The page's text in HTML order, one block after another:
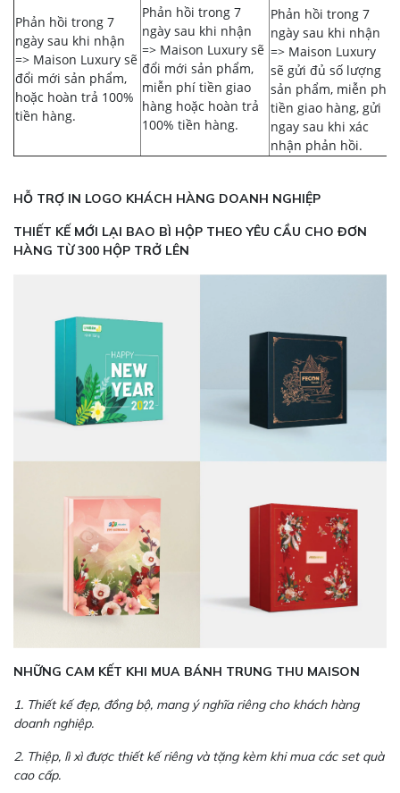
Phản hồi trong 7
ngày sau khi nhận
=> Maison Luxury sẽ
đổi mới sản phẩm,
hoặc hoàn trả 100%
tiền hàng.
Phản hồi trong 7
ngày sau khi nhận
=> Maison Luxury sẽ
đổi mới sản phẩm,
miễn phí tiền giao
hàng hoặc hoàn trả
100% tiền hàng.
Phản hồi trong 7
ngày sau khi nhận
=> Maison Luxury
sẽ gửi đủ số lượng
sản phẩm, miễn phí
tiền giao hàng, gửi
ngay sau khi xác
nhận phản hồi.
HỖ TRỢ IN LOGO KHÁCH HÀNG DOANH NGHIỆP
THIẾT KẾ MỚI LẠI BAO BÌ HỘP THEO YÊU CẦU CHO ĐƠN
HÀNG TỪ 300 HỘP TRỞ LÊN
NHỮNG CAM KẾT KHI MUA BÁNH TRUNG THU MAISON
1. Thiết kế đẹp, đồng bộ, mang ý nghĩa riêng cho khách hàng
doanh nghiệp.
2. Thiệp, lì xì được thiết kế riêng và tặng kèm khi mua các set quà
cao cấp.